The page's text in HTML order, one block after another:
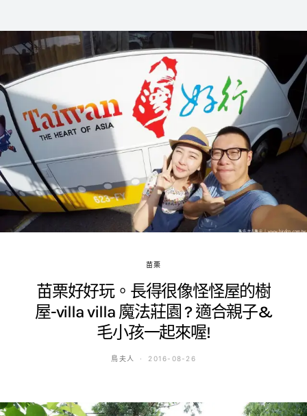
苗栗
苗栗好好玩。長得很像怪怪屋的樹
屋-villa villa 魔法莊園 ? 適合親子&
毛小孩一起來喔!
鳥夫人 2016-08-26